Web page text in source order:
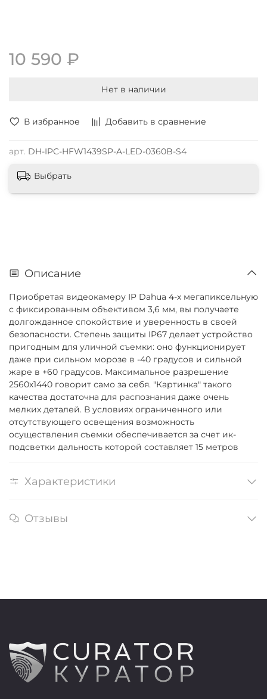
В избранное Добавить в сравнение
арт. DH-IPC-HFW1439SP-A-LED-0360B-S4
10 590 ₽
Нет в наличии
Выбрать
Описание
Приобретая видеокамеру IP Dahua 4-х мегапиксельную
с фиксированным объективом 3,6 мм, вы получаете
долгожданное спокойствие и уверенность в своей
безопасности. Степень защиты IP67 делает устройство
пригодным для уличной съемки: оно функционирует
даже при сильном морозе в -40 градусов и сильной
жаре в +60 градусов. Максимальное разрешение
2560х1440 говорит само за себя. "Картинка" такого
качества достаточна для распознания даже очень
мелких деталей. В условиях ограниченного или
отсутствующего освещения возможность
осуществления съемки обеспечивается за счет ик-
подсветки дальность которой составляет 15 метров
Характеристики
Отзывы